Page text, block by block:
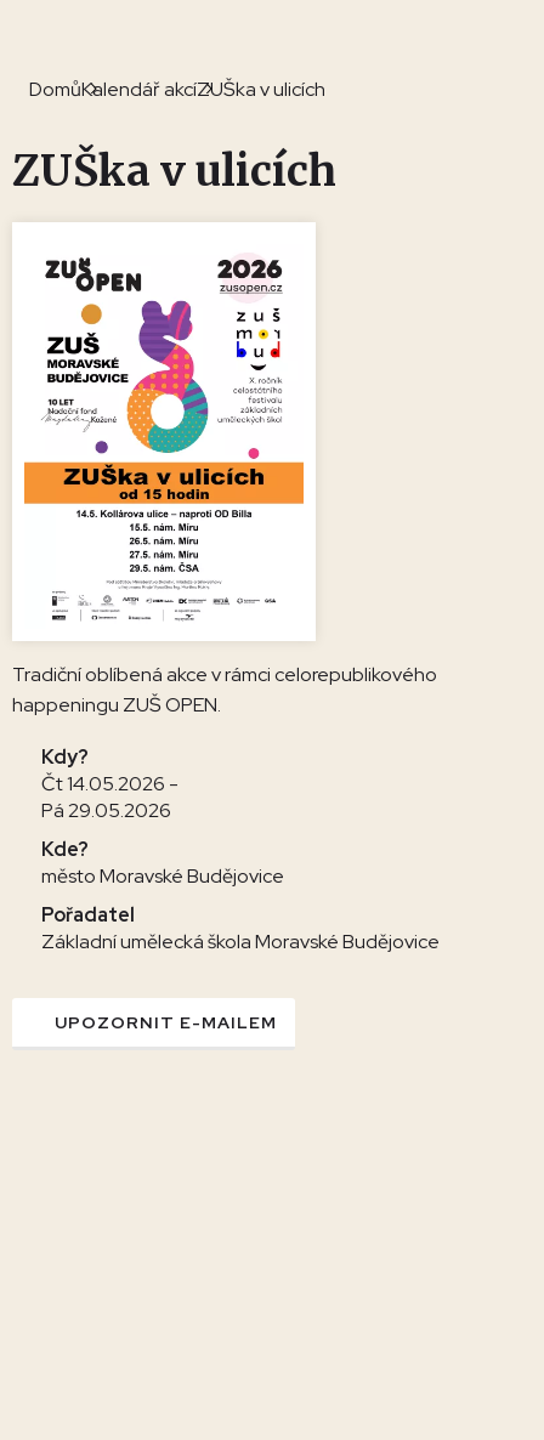
DomůKalendář akcíZUŠka v ulicích
ZUŠka v ulicích
Tradiční oblíbená akce v rámci celorepublikového
happeningu ZUŠ OPEN.
Kdy?
Čt 14.05.2026 -
Pá 29.05.2026
Kde?
město Moravské Budějovice
Pořadatel
Základní umělecká škola Moravské Budějovice
UPOZORNIT E-MAILEM